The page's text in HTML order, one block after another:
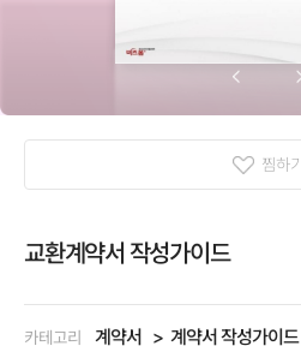
찜하기
교환계약서 작성가이드
카테고리 계약서 계약서 작성가이드